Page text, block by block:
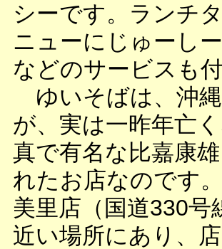
シーです。ランチ
ニューにじゅーし
などのサービスも付
ゆいそばは、沖
が、実は一昨年亡
真で有名な比嘉康
れたお店なのです
美里店（国道330
近い場所にあり、